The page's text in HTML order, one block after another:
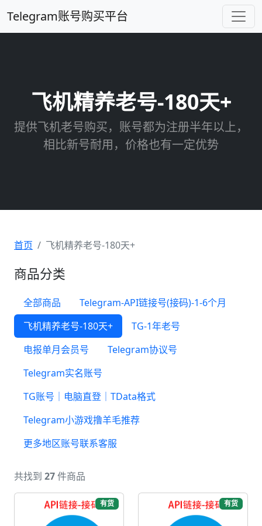
Telegram账号购买平台
飞机精养老号-180天+
提供飞机老号购买，账号都为注册半年以上，
相比新号耐用，价格也有一定优势
首页 飞机精养老号-180天+
商品分类
全部商品
Telegram-API链接号(接码)-1-6个月
飞机精养老号-180天+
TG-1年老号
电报单月会员号
Telegram协议号
Telegram实名账号
TG账号｜电脑直登｜TData格式
Telegram小游戏撸羊毛推荐
更多地区账号联系客服
共找到 27件商品
有货 有货